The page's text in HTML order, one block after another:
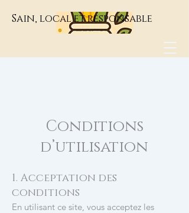
Sain, local et responsable
Conditions
d’utilisation
1. Acceptation des
conditions
En utilisant ce site, vous acceptez les